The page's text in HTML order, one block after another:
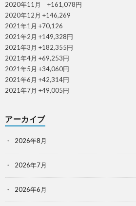
2020年11月 +161,078円
2020年12月 +146,269
2021年1月 +70,126
2021年2月 +149,328円
2021年3月 +182,355円
2021年4月 +69,253円
2021年5月 +34,060円
2021年6月 +42,314円
2021年7月 +49,005円
アーカイブ
2026年8月
2026年7月
2026年6月